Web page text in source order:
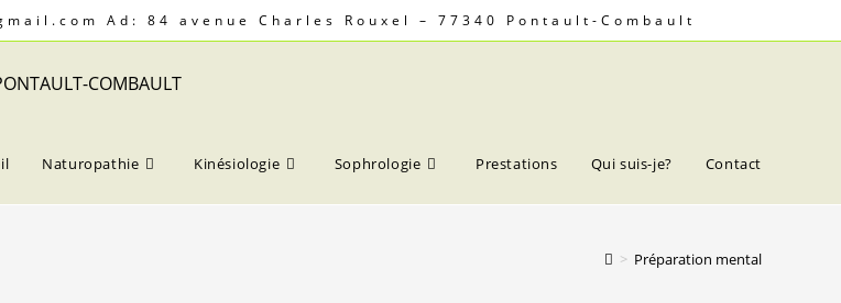
Ad: 84 avenue Charles Rouxel – 77340 Pontault-Combault
Naturopathie Kinésiologie Sophrologie Prestations Qui suis-je? Contact
> Préparation mental